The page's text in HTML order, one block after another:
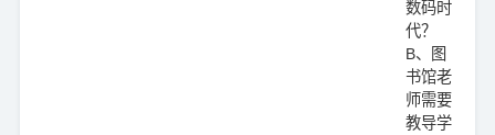
数码时
代？
B、图
书馆老
师需要
教导学